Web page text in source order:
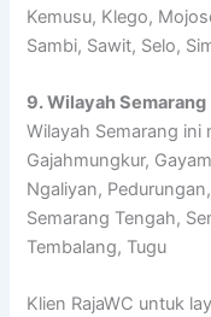
Kemusu, Klego,
Sambi, Sawit, Selo,
9. Wilayah Semarang
Wilayah Semarang ini
Gajahmungkur,
Ngaliyan,
Semarang Tengah,
Tembalang, Tugu
Klien RajaWC untuk